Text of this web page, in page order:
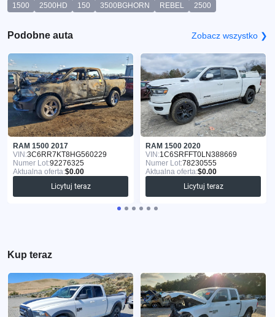
1500
2500HD 150 3500BGHORN REBEL 2500
Podobne auta Zobacz wszystko ❯
RAM 1500 2017
VIN:3C6RR7KT8HG560229
Numer Lot:92276325
Aktualna oferta:$0.00
Licytuj teraz
RAM 1500 2020
VIN:1C6SRFFT0LN388669
Numer Lot:78230555
Aktualna oferta:$0.00
Licytuj teraz
Kup teraz